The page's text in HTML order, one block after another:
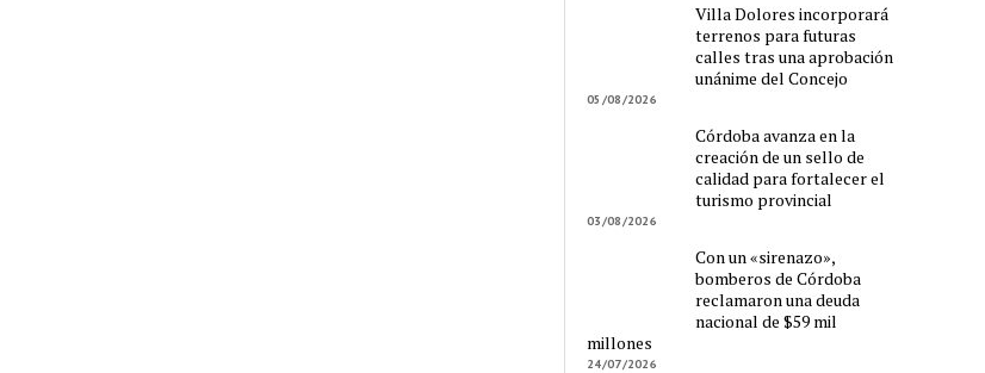
Villa Dolores incorporará
terrenos para futuras
calles tras una aprobación
unánime del Concejo
05/08/2026
Córdoba avanza en la
creación de un sello de
calidad para fortalecer el
turismo provincial
03/08/2026
Con un «sirenazo»,
bomberos de Córdoba
reclamaron una deuda
nacional de $59 mil
millones
24/07/2026